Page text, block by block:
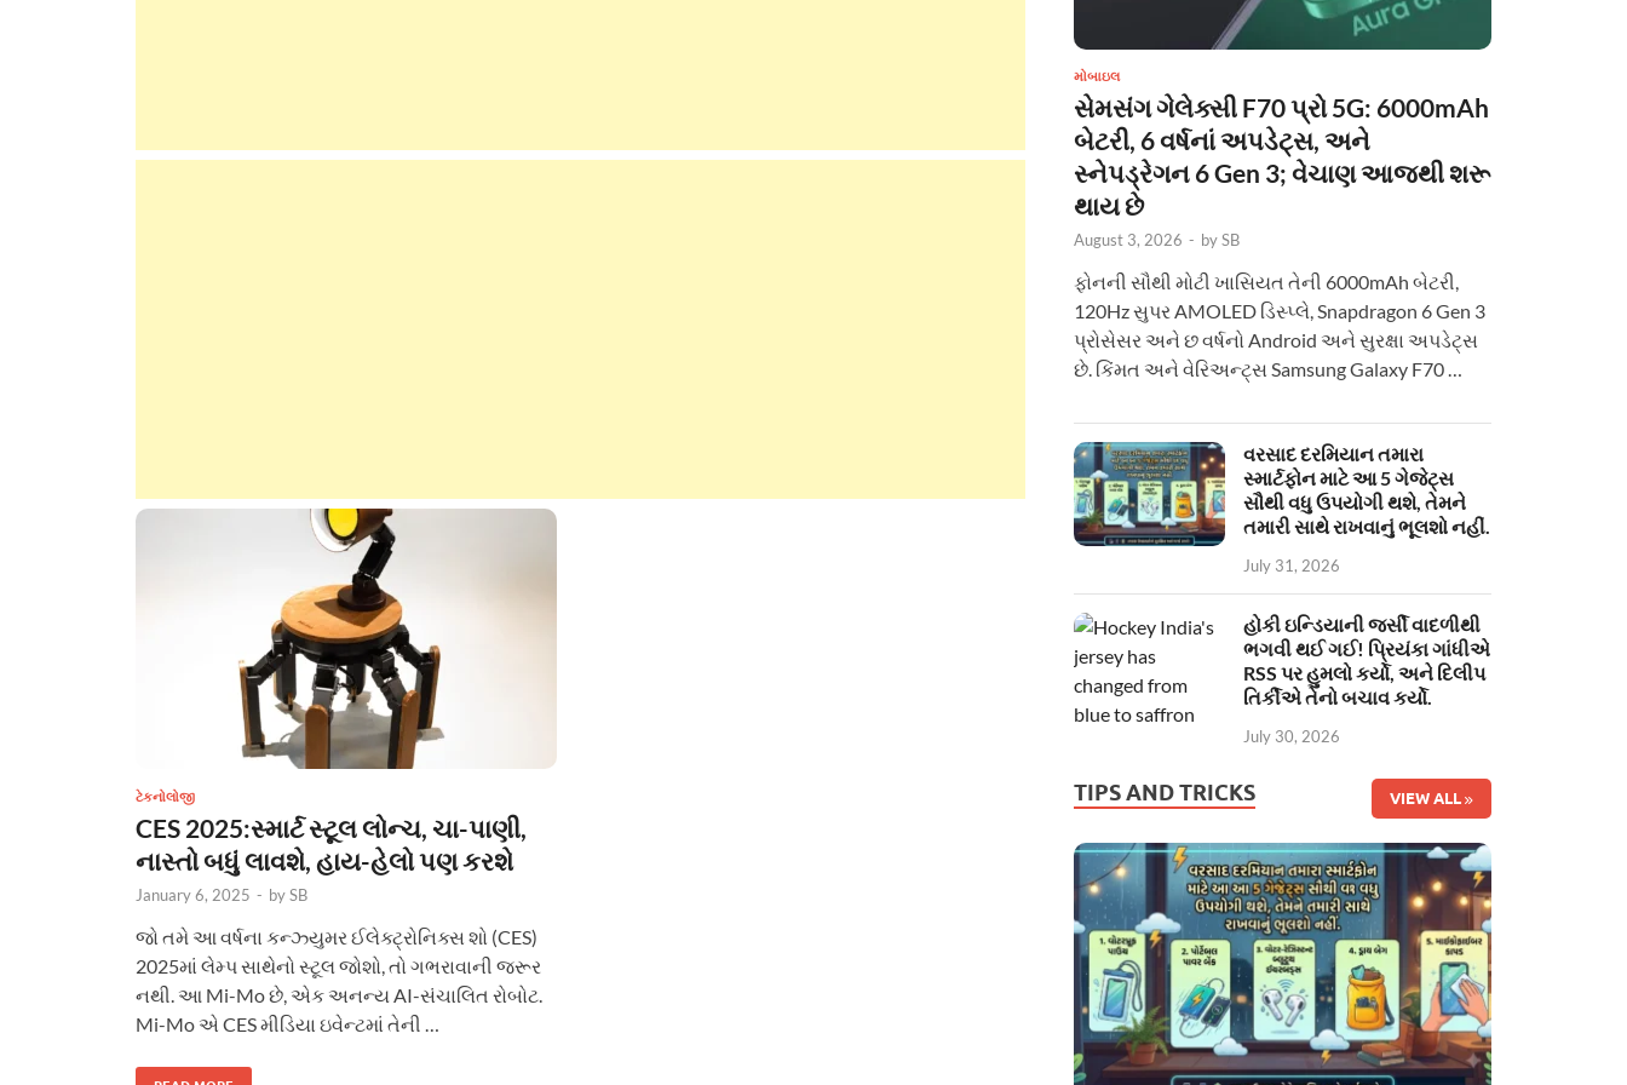
ટેકનોલોજી
CES 2025:સ્માર્ટ સ્ટૂલ લોન્ચ, ચા-પાણી,
નાસ્તો બધું લાવશે, હાય-હેલો પણ કરશે
January 6, 2025 - bySB
જો તમે આ વર્ષના કન્ઝ્યુમર ઈલેક્ટ્રોનિક્સ શો (CES)
2025માં લેમ્પ સાથેનો સ્ટૂલ જોશો, તો ગભરાવાની જરૂર
નથી. આ Mi-Mo છે, એક અનન્ય AI-સંચાલિત રોબોટ.
Mi-Mo એ CES મીડિયા ઇવેન્ટમાં તેની …
મોબાઇલ
સેમસંગ ગેલેક્સી F70 પ્રો 5G: 6000mAh
બેટરી, 6 વર્ષનાં અપડેટ્સ, અને
સ્નેપડ્રેગન 6 Gen 3; વેચાણ આજથી શરૂ
થાય છે
August 3, 2026 - bySB
ફોનની સૌથી મોટી ખાસિયત તેની 6000mAh બેટરી,
120Hz સુપર AMOLED ડિસ્પ્લે, Snapdragon 6 Gen 3
પ્રોસેસર અને છ વર્ષનો Android અને સુરક્ષા અપડેટ્સ
છે. કિંમત અને વેરિઅન્ટ્સ Samsung Galaxy F70 …
વરસાદ દરમિયાન તમારા
સ્માર્ટફોન માટે આ 5 ગેજેટ્સ
સૌથી વધુ ઉપયોગી થશે, તેમને
તમારી સાથે રાખવાનું ભૂલશો નહીં.
July 31, 2026
હોકી ઇન્ડિયાની જર્સી વાદળીથી
ભગવી થઈ ગઈ! પ્રિયંકા ગાંધીએ
RSS પર હુમલો કર્યો, અને દિલીપ
તિર્કીએ તેનો બચાવ કર્યો.
July 30, 2026
TIPS AND TRICKS VIEW ALL